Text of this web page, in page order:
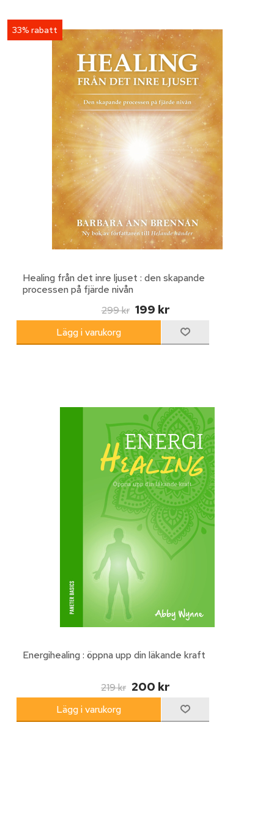
33% rabatt
Healing från det inre ljuset : den skapande
processen på fjärde nivån
299 kr 199 kr
Energihealing : öppna upp din läkande kraft
219 kr 200 kr